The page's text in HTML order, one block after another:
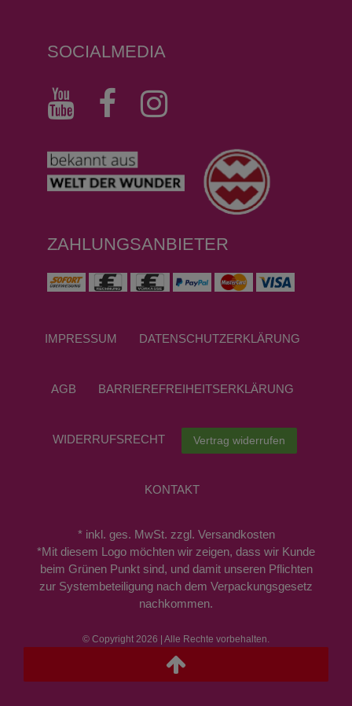
SOCIALMEDIA
ZAHLUNGSANBIETER
IMPRESSUM DATEN­SCHUTZ­ERKLÄRUNG
AGB BARRIEREFREIHEITSERKLÄRUNG
WIDERRUFS­RECHT Vertrag widerrufen
KONTAKT
* inkl. ges. MwSt. zzgl. Versandkosten
*Mit diesem Logo möchten wir zeigen, dass wir Kunde
beim Grünen Punkt sind, und damit unseren Pflichten
zur Systembeteiligung nach dem Verpackungsgesetz
nachkommen.
© Copyright 2026 | Alle Rechte vorbehalten.